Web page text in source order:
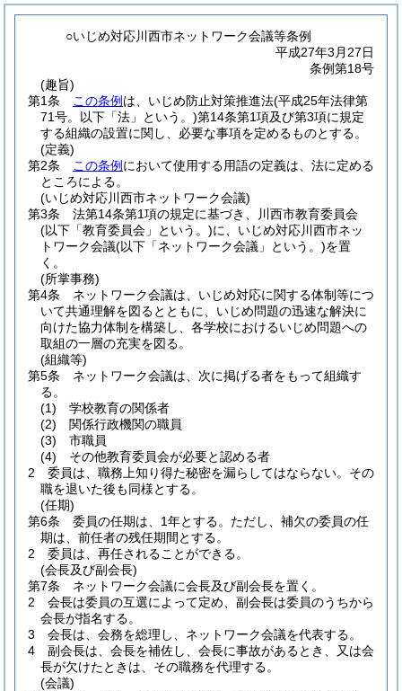
○いじめ対応川西市ネットワーク会議等条例
平成27年3月27日
条例第18号
(趣旨)
第1条
この条例 は、いじめ防止対策推進法(平成25年法律第
71号。以下「法」という。)第14条第1項及び第3項に規定
する組織の設置に関し、必要な事項を定めるものとする。
(定義)
第2条
この条例 において使用する用語の定義は、法に定める
ところによる。
(いじめ対応川西市ネットワーク会議)
第3条
法第14条第1項の規定に基づき、川西市教育委員会
(以下「教育委員会」という。)に、いじめ対応川西市ネッ
トワーク会議(以下「ネットワーク会議」という。)を置
く。
(所掌事務)
第4条
ネットワーク会議は、いじめ対応に関する体制等につ
いて共通理解を図るとともに、いじめ問題の迅速な解決に
向けた協力体制を構築し、各学校におけるいじめ問題への
取組の一層の充実を図る。
(組織等)
第5条
ネットワーク会議は、次に掲げる者をもって組織す
る。
(1)
学校教育の関係者
(2)
関係行政機関の職員
(3)
市職員
(4)
その他教育委員会が必要と認める者
2
委員は、職務上知り得た秘密を漏らしてはならない。 その
職を退いた後も同様とする。
(任期)
第6条
委員の任期は、1年とする。 ただし、補欠の委員の任
期は、前任者の残任期間とする。
2
委員は、再任されることができる。
(会長及び副会長)
第7条
ネットワーク会議に会長及び副会長を置く。
2
会長は委員の互選によって定め、副会長は委員のうちから
会長が指名する。
3
会長は、会務を総理し、ネットワーク会議を代表する。
4
副会長は、会長を補佐し、会長に事故があるとき、又は会
長が欠けたときは、その職務を代理する。
(会議)